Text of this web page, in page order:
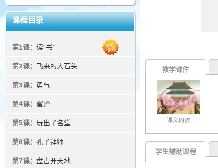
课程目录
第1课： 读“书”
第2课： 飞来的大石头
第3课： 勇气
第4课： 蜜蜂
第5课： 玩出了名堂
第6课： 孔子拜师
第7课： 盘古开天地
教学课件
课文朗读
学生辅助课程